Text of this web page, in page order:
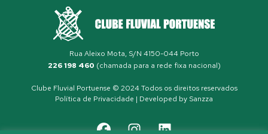
Rua Aleixo Mota, S/N 4150-044 Porto
226 198 460 (chamada para a rede fixa nacional)
Clube Fluvial Portuense © 2024 Todos os direitos reservados
Política de Privacidade | Developed by Sanzza